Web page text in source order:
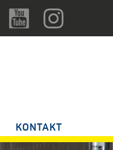
KONTAKT